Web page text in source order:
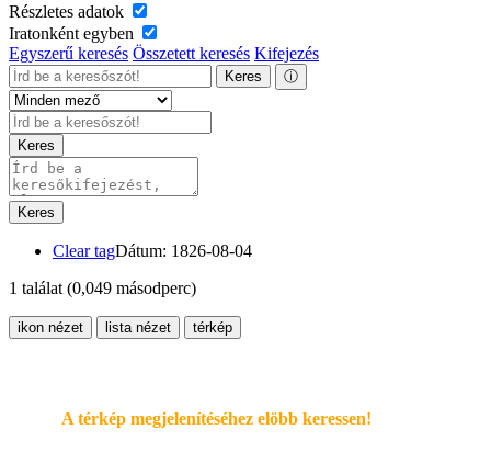
Részletes adatok
Iratonként egyben
Egyszerű keresés Összetett keresés Kifejezés
Keres ⓘ
Keres
Keres
Clear tagDátum: 1826-08-04
1 találat (0,049 másodperc)
ikon nézet lista nézet térkép
A térkép megjelenítéséhez elöbb keressen!